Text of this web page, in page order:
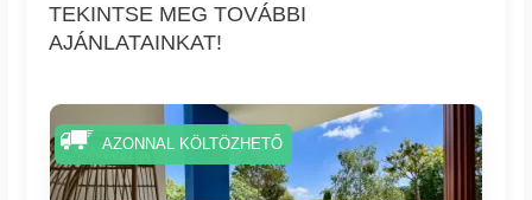
TEKINTSE MEG TOVÁBBI
AJÁNLATAINKAT!
AZONNAL KÖLTÖZHETŐ